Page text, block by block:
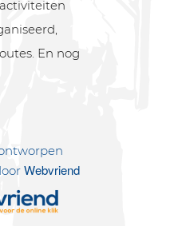
En nog
Webvriend